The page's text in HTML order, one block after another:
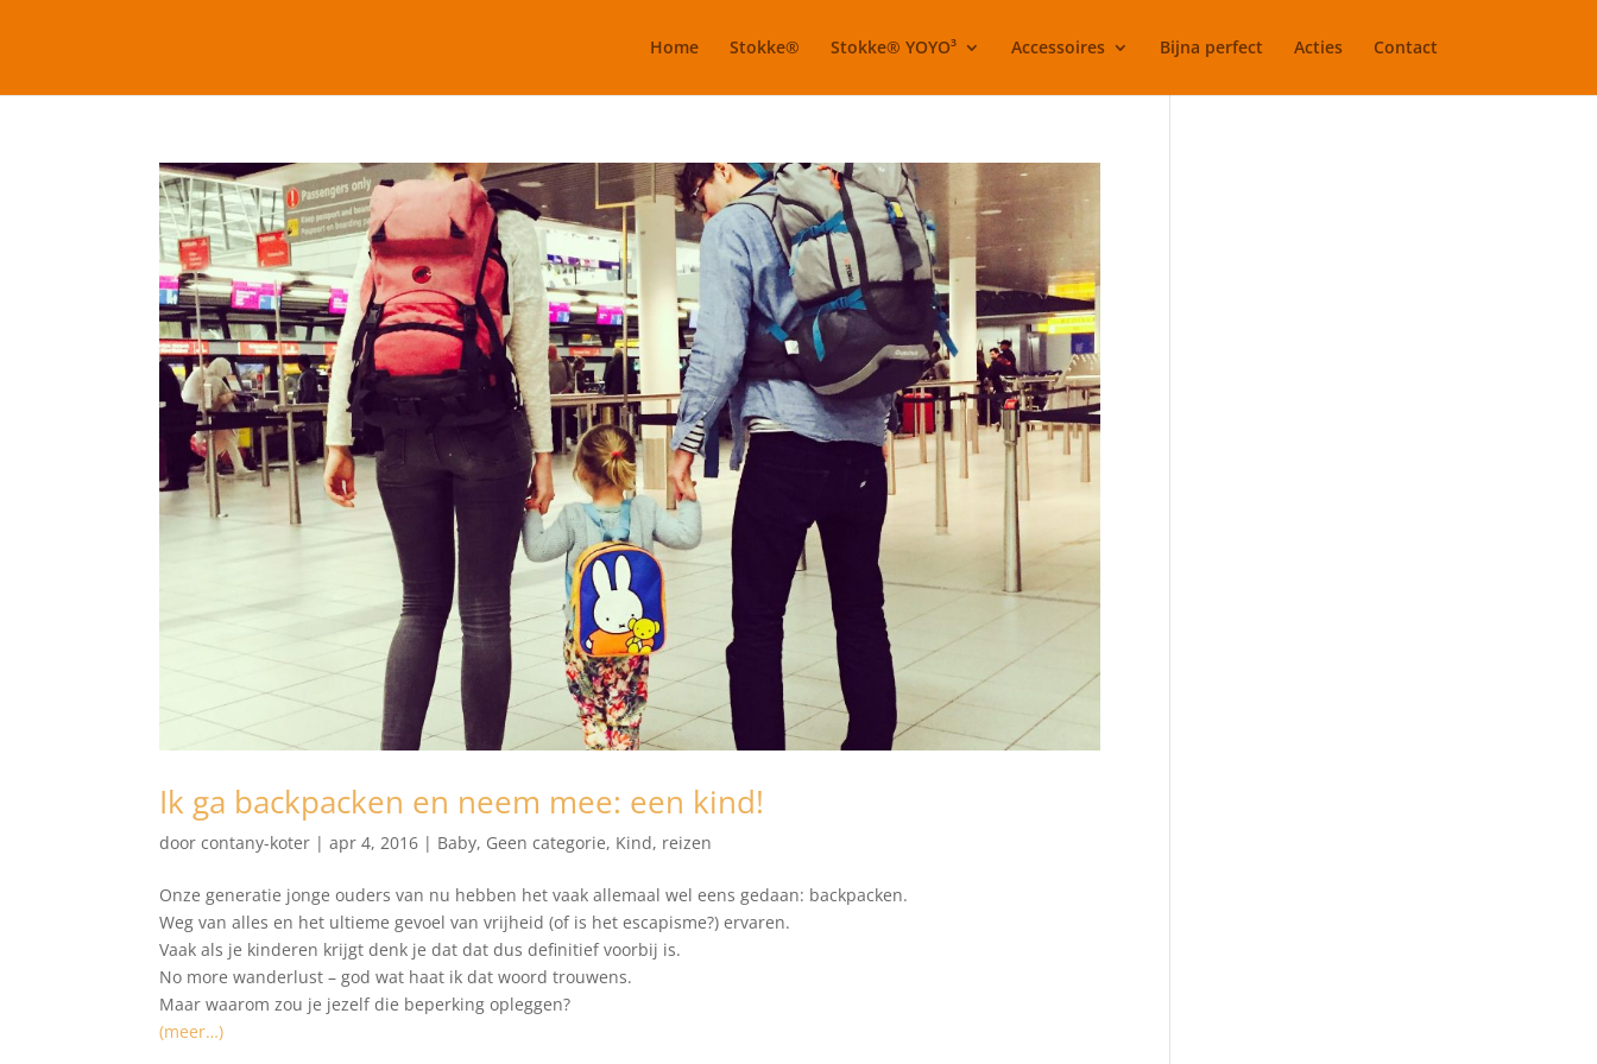
Home Stokke® Stokke® YOYO³ Accessoires Bijna perfect Acties Contact
Ik ga backpacken en neem mee: een kind!
doorcontany-koter |apr 4, 2016 | Baby, Geen categorie, Kind, reizen
Onze generatie jonge ouders van nu hebben het vaak allemaal wel eens gedaan: backpacken.
Weg van alles en het ultieme gevoel van vrijheid (of is het escapisme?) ervaren.
Vaak als je kinderen krijgt denk je dat dat dus definitief voorbij is.
No more wanderlust – god wat haat ik dat woord trouwens.
Maar waarom zou je jezelf die beperking opleggen?
(meer…)